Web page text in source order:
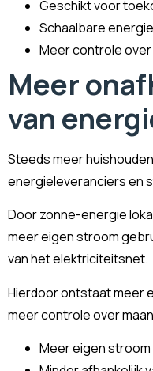
Geschikt voor
Schaalbare
Meer controle
Meer
van
Steeds meer
energieleveranciers en
Door zonne-energie
meer eigen stroom
van het elektriciteitsnet.
Hierdoor ontstaat meer
meer controle over
Meer eigen